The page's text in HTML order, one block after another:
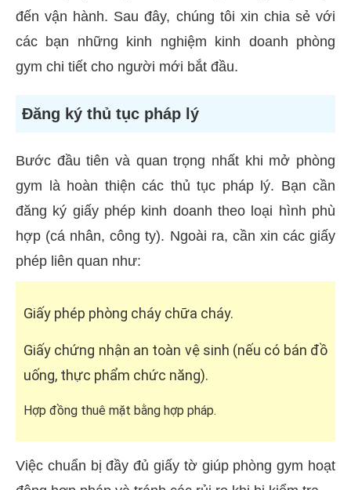
đến vận hành. Sau đây, chúng tôi xin chia sẻ với
các bạn những kinh nghiệm kinh doanh phòng
gym chi tiết cho người mới bắt đầu.
Đăng ký thủ tục pháp lý
Bước đầu tiên và quan trọng nhất khi mở phòng
gym là hoàn thiện các thủ tục pháp lý. Bạn cần
đăng ký giấy phép kinh doanh theo loại hình phù
hợp (cá nhân, công ty). Ngoài ra, cần xin các giấy
phép liên quan như:
Giấy phép phòng cháy chữa cháy.
Giấy chứng nhận an toàn vệ sinh (nếu có bán đồ
uống, thực phẩm chức năng).
Hợp đồng thuê mặt bằng hợp pháp.
Việc chuẩn bị đầy đủ giấy tờ giúp phòng gym hoạt